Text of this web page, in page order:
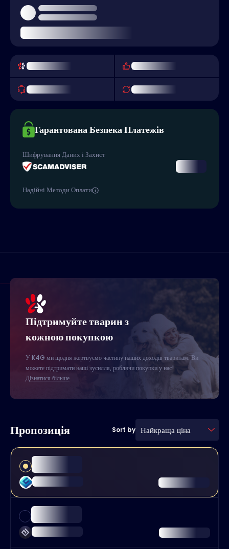
Гарантована Безпека Платежів
Шифрування Даних і Захист
Надійні Методи Оплати
Підтримуйте тварин з
кожною покупкою
У K4G ми щодня жертвуємо частину наших доходів тваринам. Ви
можете підтримати наші зусилля, роблячи покупки у нас!
Дізнатися більше
Пропозиція Sort by Найкраща ціна